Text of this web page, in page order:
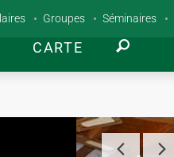
CARTE
Groupes Séminaires